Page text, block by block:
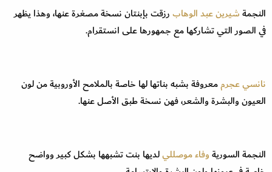
النجمةشيرين عبد الوهابرزقت بإبنتان نسخة مصغرة عنها، وهذا يظهر
في الصور التي تشاركها مع جمهورها على انستقرام.
نانسي عجرممعروفة بشبه بناتها لها خاصة بالملامح الأوروبية من لون
العيون والبشرة والشعر، فهن نسخة طبق الأصل عنها.
النجمة السوريةوفاء موصلليلديها بنت تشبهها بشكل كبير وواضح